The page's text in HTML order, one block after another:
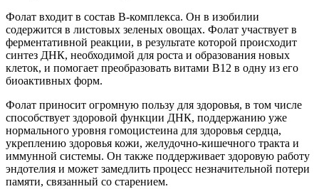
Фолат входит в состав B-комплекса. Он в изобилии
содержится в листовых зеленых овощах. Фолат участвует в
ферментативной реакции, в результате которой происходит
синтез ДНК, необходимой для роста и образования новых
клеток, и помогает преобразовать витами B12 в одну из его
биоактивных форм.
Фолат приносит огромную пользу для здоровья, в том числе
способствует здоровой функции ДНК, поддержанию уже
нормального уровня гомоцистеина для здоровья сердца,
укреплению здоровья кожи, желудочно-кишечного тракта и
иммунной системы. Он также поддерживает здоровую работу
эндотелия и может замедлить процесс незначительной потери
памяти, связанный со старением.